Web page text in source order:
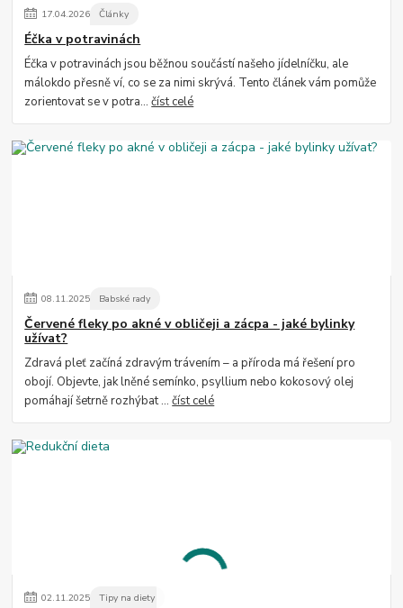
17.04.2026 Články
Éčka v potravinách
Éčka v potravinách jsou běžnou součástí našeho jídelníčku, ale
málokdo přesně ví, co se za nimi skrývá. Tento článek vám pomůže
zorientovat se v potra...číst celé
08.11.2025 Babské rady
Červené fleky po akné v obličeji a zácpa - jaké bylinky
užívat?
Zdravá pleť začíná zdravým trávením – a příroda má řešení pro
obojí. Objevte, jak lněné semínko, psyllium nebo kokosový olej
pomáhají šetrně rozhýbat ...číst celé
02.11.2025 Tipy na diety